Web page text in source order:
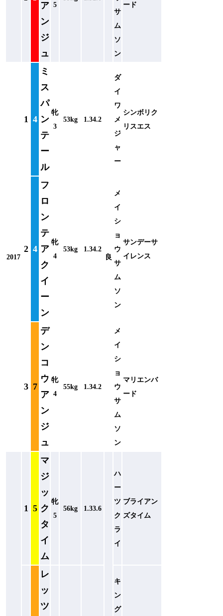
ア
ン
ジ
ュ
5
サ
ム
ソ
ン
ード
2017
1 4
ミ
ス
パ
ン
テ
ー
ル
牝
3
53kg 1.34.2
良
ダ
イ
ワ
メ
ジ
ャ
ー
シンボリク
リスエス
2 4
フ
ロ
ン
テ
ア
ク
イ
ー
ン
牝
4
53kg 1.34.2
メ
イ
シ
ョ
ウ
サ
ム
ソ
ン
サンデーサ
イレンス
3 7
デ
ン
コ
ウ
ア
ン
ジ
ュ
牝
4
55kg 1.34.2
メ
イ
シ
ョ
ウ
サ
ム
ソ
ン
マリエンバ
ード
1 5
マ
ジ
ッ
ク
タ
イ
ム
牝
5
56kg 1.33.6
ハ
ー
ツ
ク
ラ
イ
ブライアン
ズタイム
レ
ッ
ツ
キ
ン
グ